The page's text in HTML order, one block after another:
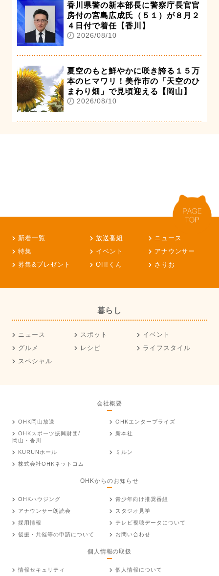
香川県警の新本部長に警察庁長官官
房付の宮島広成氏（５１）が８月２
４日付で着任【香川】
2026/08/10
夏空のもと鮮やかに咲き誇る１５万
本のヒマワリ！美作市の「天空のひ
まわり畑」で見頃迎える【岡山】
2026/08/10
新着一覧 放送番組
ニュース
特集
イベント
アナウンサー
募集&プレゼント
OH!くん さりお
暮らし
ニュース スポット
イベント
グルメ
レシピ
ライフスタイル
スペシャル
会社概要
OHK岡山放送
OHKエンタープライズ
OHKスポーツ振興財団/
岡山・香川
新本社
KURUNホール
ミルン
株式会社OHKネットコム
OHKからのお知らせ
OHKハウジング
青少年向け推奨番組
アナウンサー朗読会
スタジオ見学
採用情報
テレビ視聴データについて
後援・共催等の申請について
お問い合わせ
個人情報の取扱
情報セキュリティ 個人情報について